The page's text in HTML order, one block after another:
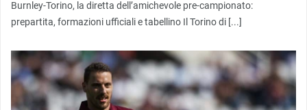
Burnley-Torino, la diretta dell’amichevole pre-campionato:
prepartita, formazioni ufficiali e tabellino Il Torino di [...]